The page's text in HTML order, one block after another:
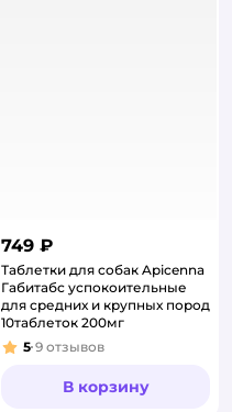
749 ₽
Таблетки для собак Apicenna
Габитабс успокоительные
для средних и крупных пород
10таблеток 200мг
Рейтинг:
5 9 отзывов
В корзину